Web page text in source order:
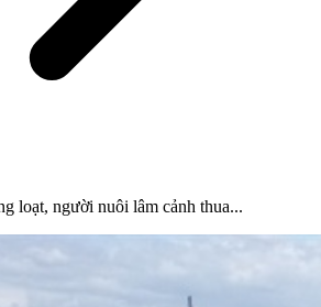
loạt, người nuôi lâm cảnh thua...